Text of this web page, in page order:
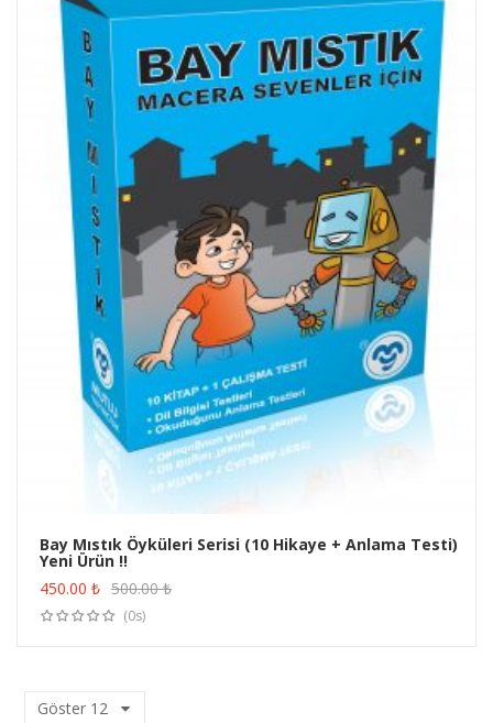
Bay Mıstık Öyküleri Serisi (10 Hikaye + Anlama Testi)
Yeni Ürün !!
450.00 ₺ 500.00₺
(0s)
Göster 12